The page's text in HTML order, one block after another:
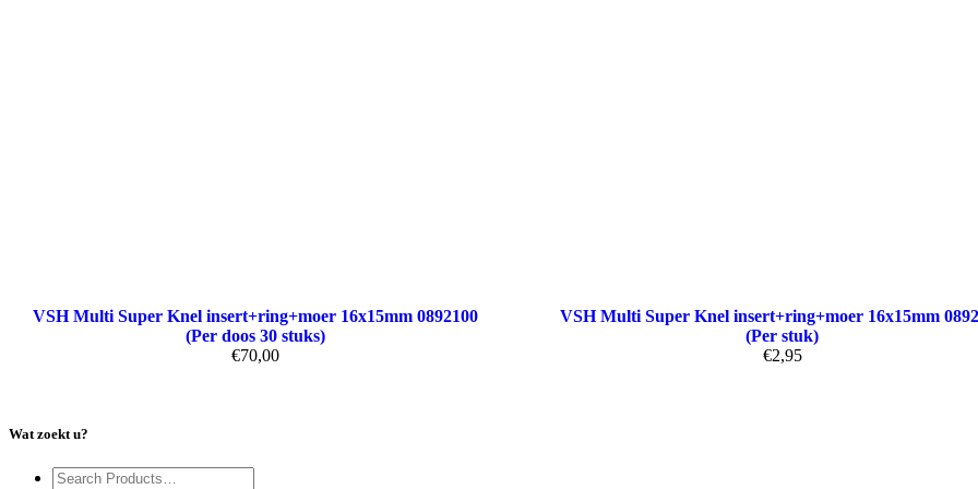
VSH Multi Super Knel insert+ring+moer 16x15mm 0892100
(Per doos 30 stuks)
€70,00
VSH Multi Super Knel insert+ring+moer 16x15mm
(Per stuk)
€2,95
Wat zoekt u?